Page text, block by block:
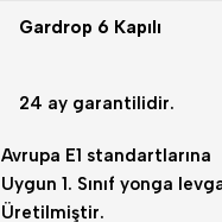
Gardrop 6 Kapılı
24 ay garantilidir.
Avrupa E1 standartlarına
Uygun 1. Sınıf yonga
Üretilmiştir.